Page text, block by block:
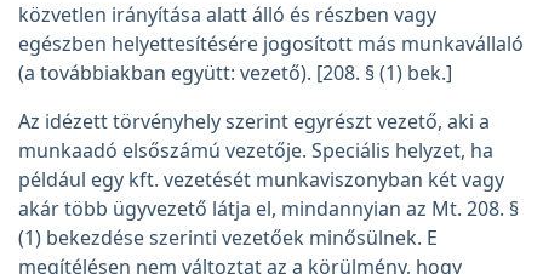
közvetlen irányítása alatt álló és részben vagy
egészben helyettesítésére jogosított más munkavállaló
(a továbbiakban együtt: vezető). [208. § (1) bek.]
Az idézett törvényhely szerint egyrészt vezető, aki a
munkaadó elsőszámú vezetője. Speciális helyzet, ha
például egy kft. vezetését munkaviszonyban két vagy
akár több ügyvezető látja el, mindannyian az Mt. 208. §
(1) bekezdése szerinti vezetőek minősülnek. E
megítélésen nem változtat az a körülmény, hogy